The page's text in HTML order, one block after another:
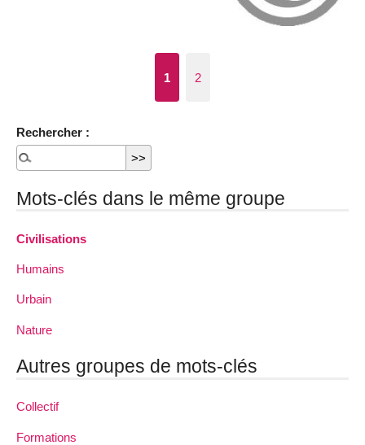
1 2
Rechercher :
Mots-clés dans le même groupe
Civilisations
Humains
Urbain
Nature
Autres groupes de mots-clés
Collectif
Formations